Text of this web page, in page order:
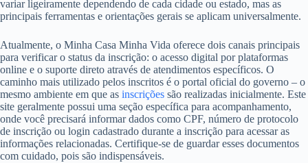
variar ligeiramente dependendo de cada cidade ou estado, mas as
principais ferramentas e orientações gerais se aplicam universalmente.
Atualmente, o Minha Casa Minha Vida oferece dois canais principais
para verificar o status da inscrição: o acesso digital por plataformas
online e o suporte direto através de atendimentos específicos. O
caminho mais utilizado pelos inscritos é o portal oficial do governo – o
mesmo ambiente em que as inscrições são realizadas inicialmente. Este
site geralmente possui uma seção específica para acompanhamento,
onde você precisará informar dados como CPF, número de protocolo
de inscrição ou login cadastrado durante a inscrição para acessar as
informações relacionadas. Certifique-se de guardar esses documentos
com cuidado, pois são indispensáveis.